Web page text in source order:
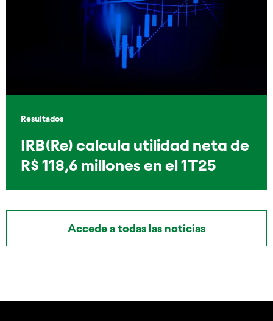
Resultados
IRB(Re) calcula utilidad neta de
R$ 118,6 millones en el 1T25
Accede a todas las noticias